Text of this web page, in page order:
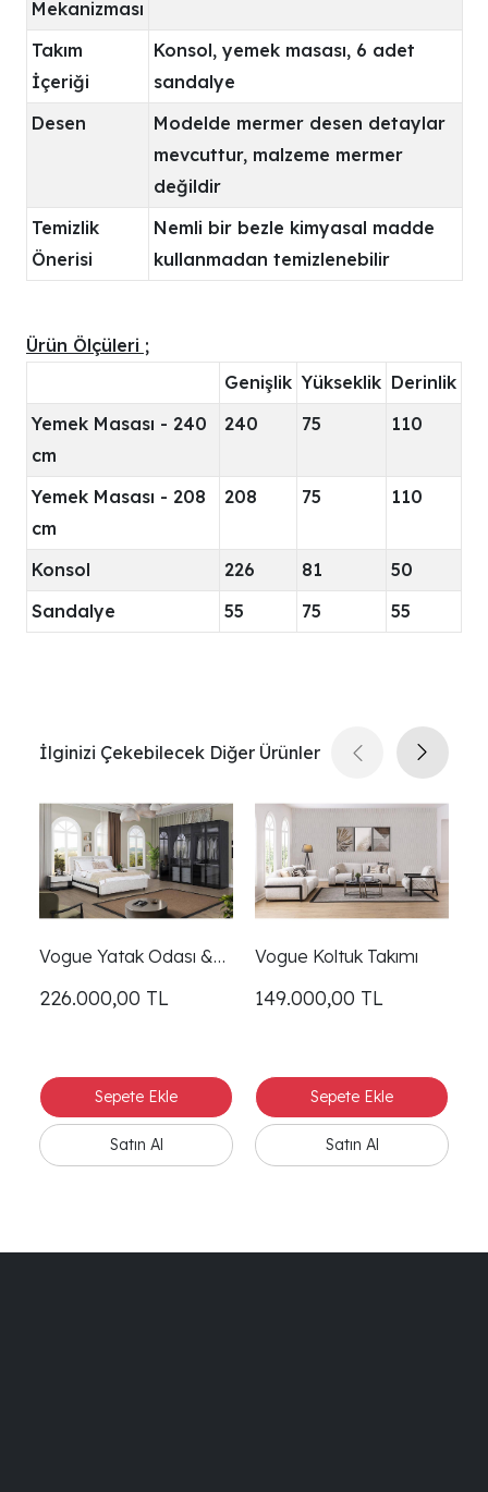
Mekanizması
Takım
İçeriği
Konsol, yemek masası, 6 adet
sandalye
Desen
Modelde mermer desen detaylar
mevcuttur, malzeme mermer
değildir
Temizlik
Önerisi
Nemli bir bezle kimyasal madde
kullanmadan temizlenebilir
Ürün Ölçüleri ;
Genişlik Yükseklik Derinlik
Yemek Masası - 240
cm
240 75 110
Yemek Masası - 208
cm
208 75 110
Konsol 226 81
50
Sandalye
55 75 55
İlginizi Çekebilecek Diğer Ürünler
Vogue Yatak Odası &
226.000,00 TL
Vogue Koltuk Takımı
149.000,00 TL